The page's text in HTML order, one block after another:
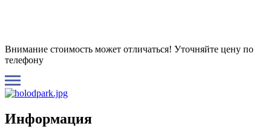
Внимание стоимость может отличаться! Уточняйте цену по
телефону
Информация